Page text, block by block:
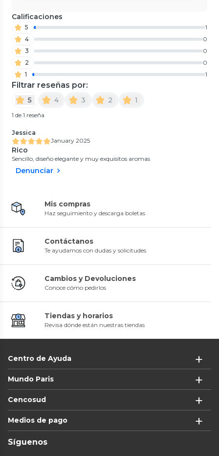
Calificaciones
5
1
4
0
3
0
2
0
1
1
Filtrar reseñas por:
5 4 3 2 1
1 de 1 reseña
Jessica
January 2025
Rico
Sencillo, diseño elegante y muy exquisitos aromas
Denunciar
Mis compras
Haz seguimiento y descarga boletas
Contáctanos
Te ayudamos con dudas y solicitudes
Cambios y Devoluciones
Conoce cómo pedirlos
Tiendas y horarios
Revisa dónde están nuestras tiendas
Centro de Ayuda
Mundo Paris
Cencosud
Medios de pago
Síguenos